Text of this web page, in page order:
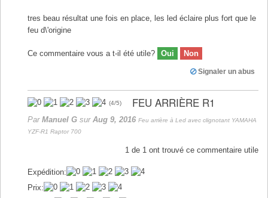
tres beau résultat une fois en place, les led éclaire plus fort que le
feu d\'origine
Ce commentaire vous a t-il été utile? Oui Non
Signaler un abus
(4/5) FEU ARRIÈRE R1
Par Manuel G sur Aug 9, 2016 Feu arrière à Led avec clignotant YAMAHA
YZF-R1 Raptor 700
1 de 1 ont trouvé ce commentaire utile
Expédition:
Prix: